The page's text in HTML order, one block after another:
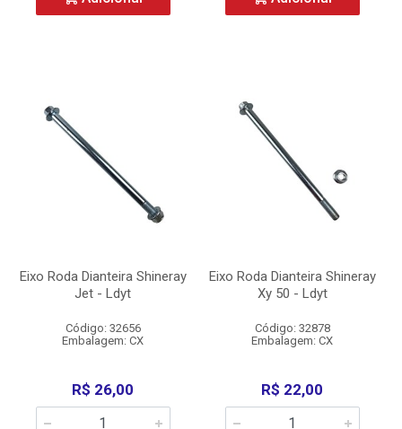
Eixo Roda Dianteira Shineray
Jet - Ldyt
Código: 32656
Embalagem: CX
R$ 26,00
Eixo Roda Dianteira Shineray
Xy 50 - Ldyt
Código: 32878
Embalagem: CX
R$ 22,00